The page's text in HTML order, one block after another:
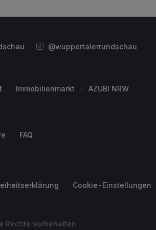
@wuppertalerrundschau
Immobilienmarkt AZUBI NRW
FAQ
Cookie-Einstellungen
Rechte vorbehalten